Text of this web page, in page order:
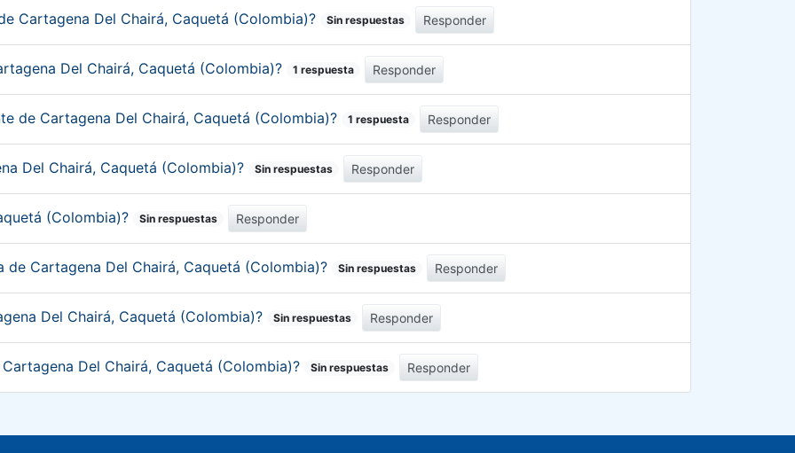
Cartagena Del Chairá, Caquetá (Colombia)? Sin respuestas Responder
Del Chairá, Caquetá (Colombia)? 1 respuesta Responder
de Cartagena Del Chairá, Caquetá (Colombia)? 1 respuesta Responder
Del Chairá, Caquetá (Colombia)? Sin respuestas Responder
(Colombia)? Sin respuestas Responder
Cartagena Del Chairá, Caquetá (Colombia)? Sin respuestas Responder
Del Chairá, Caquetá (Colombia)? Sin respuestas Responder
Del Chairá, Caquetá (Colombia)? Sin respuestas Responder